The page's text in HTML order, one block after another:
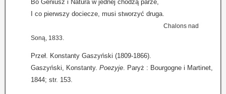
Bo Geniusz i Natura w jednej chodzą parze,
I co pierwszy dociecze, musi stworzyć druga.
Chalons nad
Soną, 1833.
Przeł. Konstanty Gaszyński (1809-1866).
Gaszyński, Konstanty. Poezyje . Paryż : Bourgogne i Martinet,
1844; str. 153.